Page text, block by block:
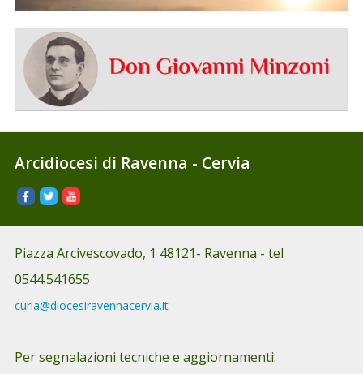
Arcidiocesi di Ravenna - Cervia
Fac
ebo
Twi
tter
You
tub
Piazza Arcivescovado, 1 48121- Ravenna - tel
0544.541655
curia@diocesiravennacervia.it
Per segnalazioni tecniche e aggiornamenti: